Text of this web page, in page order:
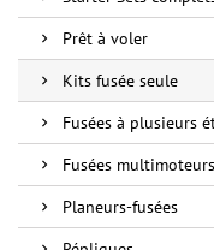
Prêt à voler
Kits fusée seule
Fusées à plusieurs
Fusées multimoteurs
Planeurs-fusées